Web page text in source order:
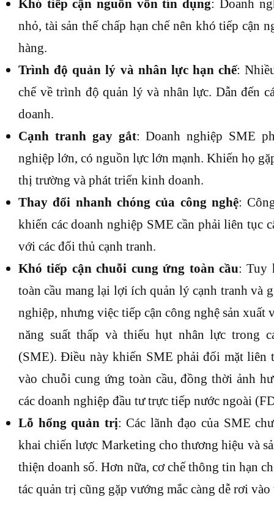
Khó tiếp cận nguồn vốn tín dụng: Doanh
nhỏ, tài sản thế chấp hạn chế nên khó tiếp cận
hàng.
Trình độ quản lý và nhân lực hạn chế:
chế về trình độ quản lý và nhân lực. Dẫn đến
doanh.
Cạnh tranh gay gắt: Doanh nghiệp SME
nghiệp lớn, có nguồn lực lớn mạnh. Khiến họ
thị trường và phát triển kinh doanh.
Thay đổi nhanh chóng của công nghệ:
khiến các doanh nghiệp SME cần phải liên tục
với các đối thủ cạnh tranh.
Khó tiếp cận chuỗi cung ứng toàn cầu: Tuy
toàn cầu mang lại lợi ích quản lý cạnh tranh và
nghiệp, nhưng việc tiếp cận công nghệ sản xuất
năng suất thấp và thiếu hụt nhân lực trong
(SME). Điều này khiến SME phải đối mặt liên
vào chuỗi cung ứng toàn cầu, đồng thời ảnh
các doanh nghiệp đầu tư trực tiếp nước ngoài
Lỗ hổng quản trị: Các lãnh đạo của SME
khai chiến lược Marketing cho thương hiệu và
thiện doanh số. Hơn nữa, cơ chế thông tin hạn
tác quản trị cũng gặp vướng mắc càng dễ rơi